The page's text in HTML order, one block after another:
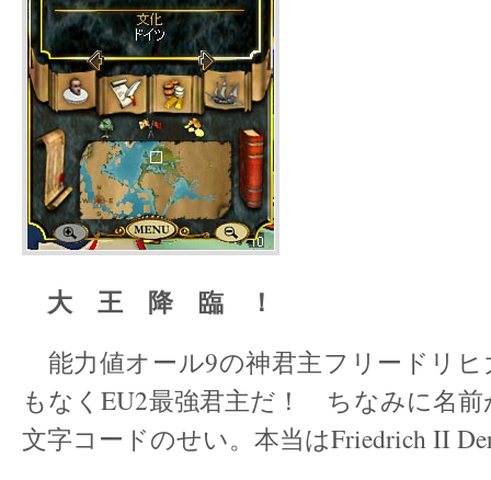
大 王 降 臨 ！
能力値オール9の神君主フリードリ
もなくEU2最強君主だ！ ちなみに名
文字コードのせい。本当はFriedrich II